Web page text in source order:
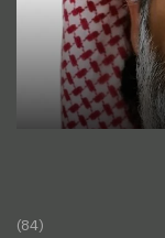
(84)